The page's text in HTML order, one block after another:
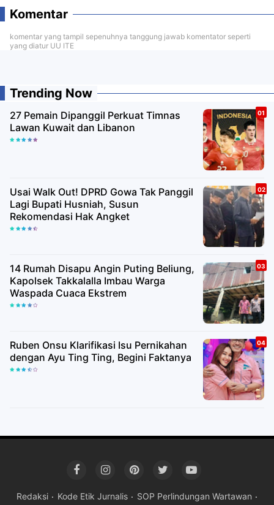
Komentar
komentar yang tampil sepenuhnya tanggung jawab komentator seperti
yang diatur UU ITE
Trending Now
27 Pemain Dipanggil Perkuat Timnas
Lawan Kuwait dan Libanon
Usai Walk Out! DPRD Gowa Tak Panggil
Lagi Bupati Husniah, Susun
Rekomendasi Hak Angket
14 Rumah Disapu Angin Puting Beliung,
Kapolsek Takkalalla Imbau Warga
Waspada Cuaca Ekstrem
Ruben Onsu Klarifikasi Isu Pernikahan
dengan Ayu Ting Ting, Begini Faktanya
Redaksi Kode Etik Jurnalis
SOP Perlindungan Wartawan